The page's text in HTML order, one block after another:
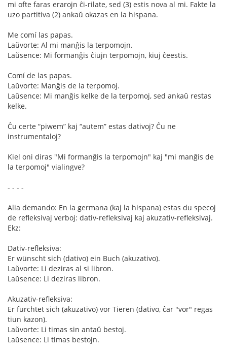
mi ofte faras erarojn ĉi-rilate, sed (3) estis nova al mi. Fakte la
uzo partitiva (2) ankaŭ okazas en la hispana.
Me comí las papas.
Laŭvorte: Al mi manĝis la terpomojn.
Laŭsence: Mi formanĝis ĉiujn terpomojn, kiuj ĉeestis.
Comí de las papas.
Laŭvorte: Manĝis de la terpomoj.
Laŭsence: Mi manĝis kelke de la terpomoj, sed ankaŭ restas
kelke.
Ĉu certe “piwem” kaj “autem” estas dativoj? Ĉu ne
instrumentaloj?
Kiel oni diras "Mi formanĝis la terpomojn" kaj "mi manĝis de
la terpomoj" vialingve?
- - - -
Alia demando: En la germana (kaj la hispana) estas du specoj
de refleksivaj verboj: dativ-refleksivaj kaj akuzativ-refleksivaj.
Ekz:
Dativ-refleksiva:
Er wünscht sich (dativo) ein Buch (akuzativo).
Laŭvorte: Li deziras al si libron.
Laŭsence: Li deziras libron.
Akuzativ-refleksiva:
Er fürchtet sich (akuzativo) vor Tieren (dativo, ĉar "vor" regas
tiun kazon).
Laŭvorte: Li timas sin antaŭ bestoj.
Laŭsence: Li timas bestojn.